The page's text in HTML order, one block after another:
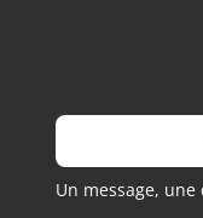
Un message,